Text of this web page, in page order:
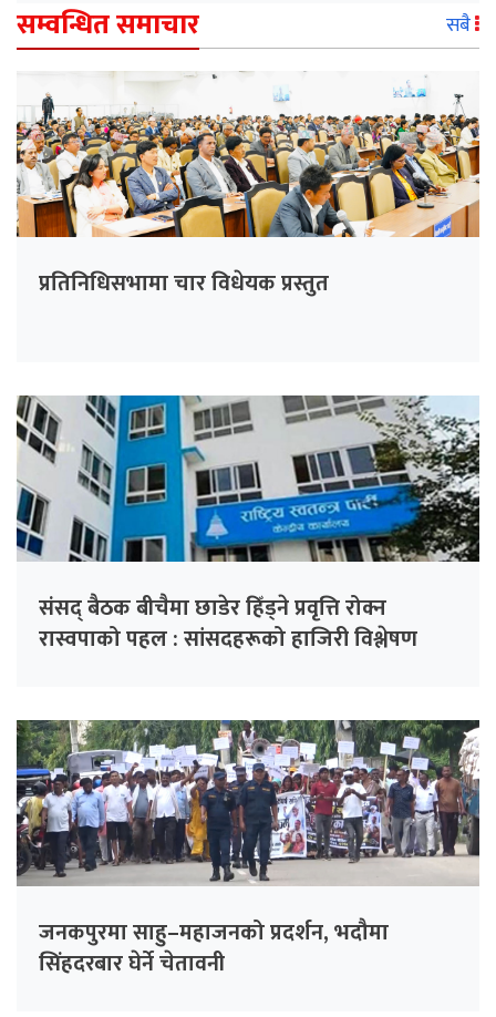
सम्वन्धित समाचार सबै
प्रतिनिधिसभामा चार विधेयक प्रस्तुत
संसद् बैठक बीचैमा छाडेर हिँड्ने प्रवृत्ति रोक्न
रास्वपाको पहल : सांसदहरूको हाजिरी विश्लेषण
जनकपुरमा साहु–महाजनको प्रदर्शन, भदौमा
सिंहदरबार घेर्ने चेतावनी